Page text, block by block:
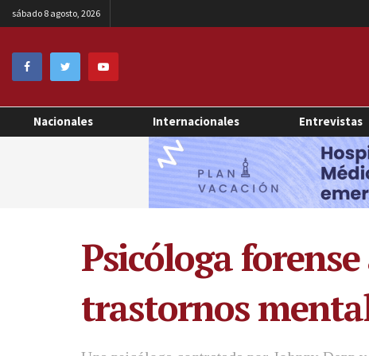
sábado 8 agosto, 2026
Nacionales Internacionales Entrevistas
Psicóloga
trastornos